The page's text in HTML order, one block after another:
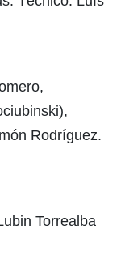
Rodríguez.
Torrealba